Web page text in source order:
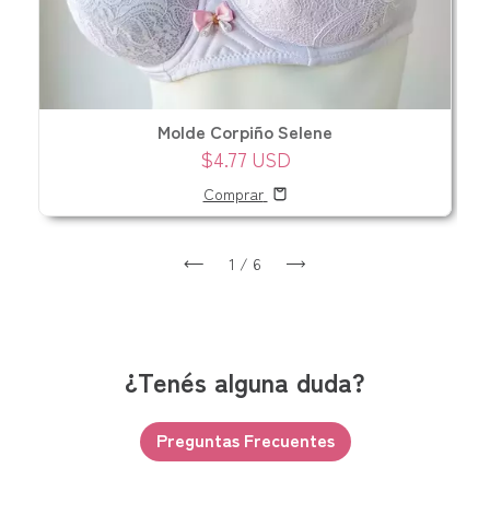
Molde Corpiño Selene
$4.77 USD
Comprar
1 / 6
¿Tenés alguna duda?
Preguntas Frecuentes